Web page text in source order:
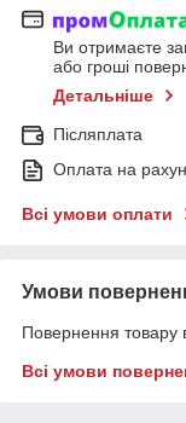
Ви отримаєте
або гроші
Детальніше
Післяплата
Оплата на
Всі умови оплати
Умови
Повернення товару
Всі умови